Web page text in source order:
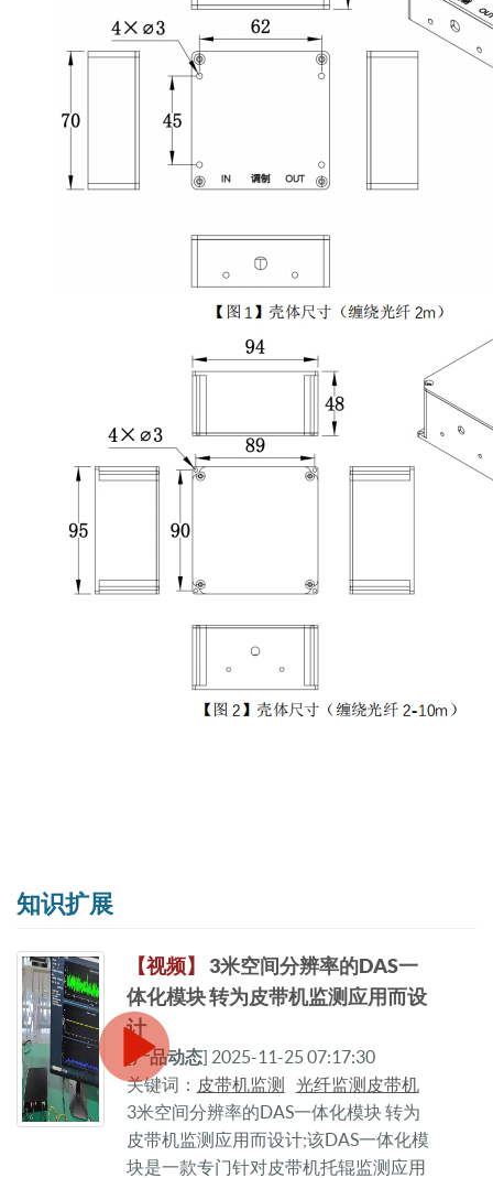
知识扩展
【视频】
3米空间分辨率的DAS一
体化模块 转为皮带机监测应用而设
计
产品动态] 2025-11-25 07:17:30
关键词： 皮带机监测
光纤监测皮带机
3米空间分辨率的DAS一体化模块 转为
皮带机监测应用而设计;该DAS一体化模
块是一款专门针对皮带机托辊监测应用